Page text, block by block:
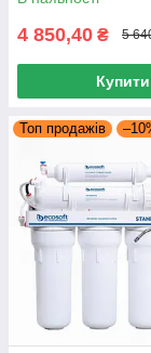
4 850,40 ₴ 5
Купити
Топ продажів